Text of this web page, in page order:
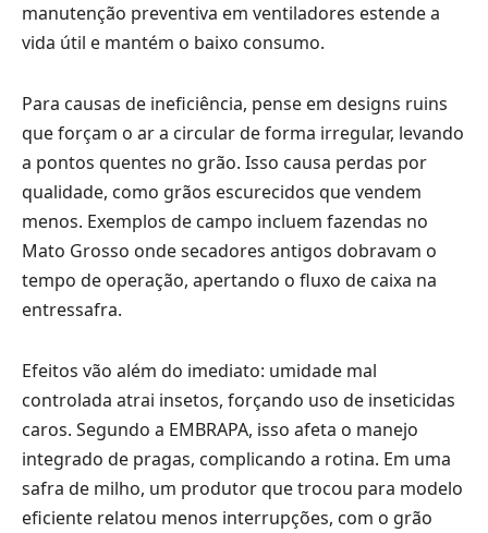
manutenção preventiva em ventiladores estende a
vida útil e mantém o baixo consumo.
Para causas de ineficiência, pense em designs ruins
que forçam o ar a circular de forma irregular, levando
a pontos quentes no grão. Isso causa perdas por
qualidade, como grãos escurecidos que vendem
menos. Exemplos de campo incluem fazendas no
Mato Grosso onde secadores antigos dobravam o
tempo de operação, apertando o fluxo de caixa na
entressafra.
Efeitos vão além do imediato: umidade mal
controlada atrai insetos, forçando uso de inseticidas
caros. Segundo a EMBRAPA, isso afeta o manejo
integrado de pragas, complicando a rotina. Em uma
safra de milho, um produtor que trocou para modelo
eficiente relatou menos interrupções, com o grão